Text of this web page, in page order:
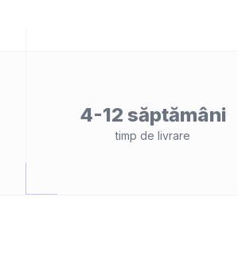
4-12 săptămâni
timp de livrare